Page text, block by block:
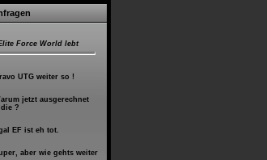
Force World lebt
UTG weiter so !
jetzt ausgerechnet
?
EF ist eh tot.
aber wie gehts weiter